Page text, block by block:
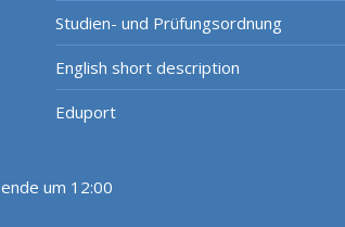
Studien- und Prüfungsordnung
English short description
Eduport
um 12:00